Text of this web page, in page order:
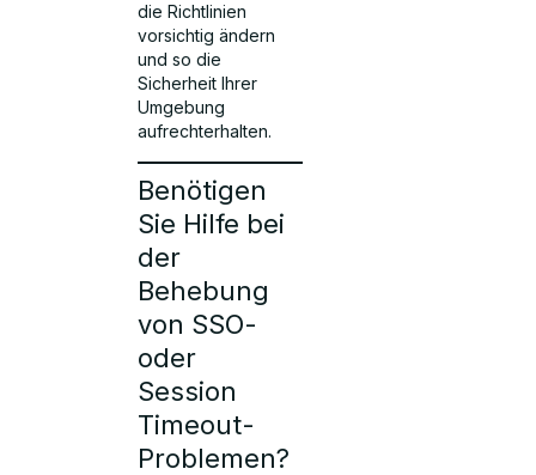
die Richtlinien
vorsichtig ändern
und so die
Sicherheit Ihrer
Umgebung
aufrechterhalten.
Benötigen
Sie Hilfe bei
der
Behebung
von SSO-
oder
Session
Timeout-
Problemen?